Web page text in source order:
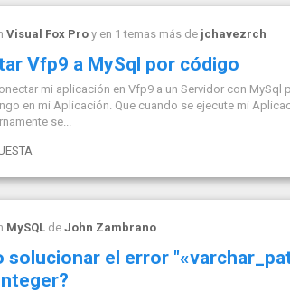
Visual Fox Pro y en 1 temas más de jchavezrch
Vfp9 a MySql por código
mi aplicación en Vfp9 a un Servidor con
en mi Aplicación. Que cuando se ejecute mi
se...
MySQL de John Zambrano
solucionar el error